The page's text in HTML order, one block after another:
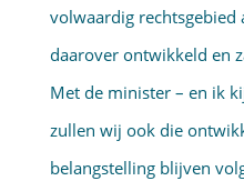
volwaardig
daarover ontwikkeld en
Met de minister – en ik
zullen wij ook die
belangstelling blijven